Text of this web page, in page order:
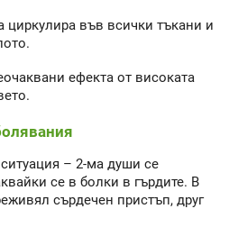
циркулира във всички тъкани и
ефекта от високата
– 2-ма души се
се в болки в гърдите. В
сърдечен пристъп, друг